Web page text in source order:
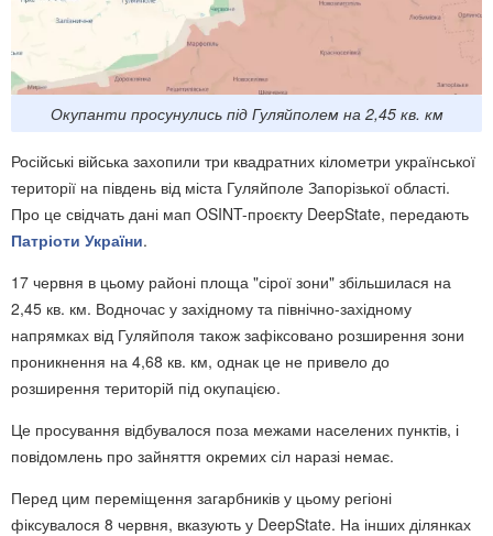
Окупанти просунулись під Гуляйполем на 2,45 кв. км
Російські війська захопили три квадратних кілометри української
території на південь від міста Гуляйполе Запорізької області.
Про це свідчать дані мап OSINT-проєкту DeepState, передають
Патріоти України.
17 червня в цьому районі площа "сірої зони" збільшилася на
2,45 кв. км. Водночас у західному та північно-західному
напрямках від Гуляйполя також зафіксовано розширення зони
проникнення на 4,68 кв. км, однак це не привело до
розширення територій під окупацією.
Це просування відбувалося поза межами населених пунктів, і
повідомлень про зайняття окремих сіл наразі немає.
Перед цим переміщення загарбників у цьому регіоні
фіксувалося 8 червня, вказують у DeepState. На інших ділянках